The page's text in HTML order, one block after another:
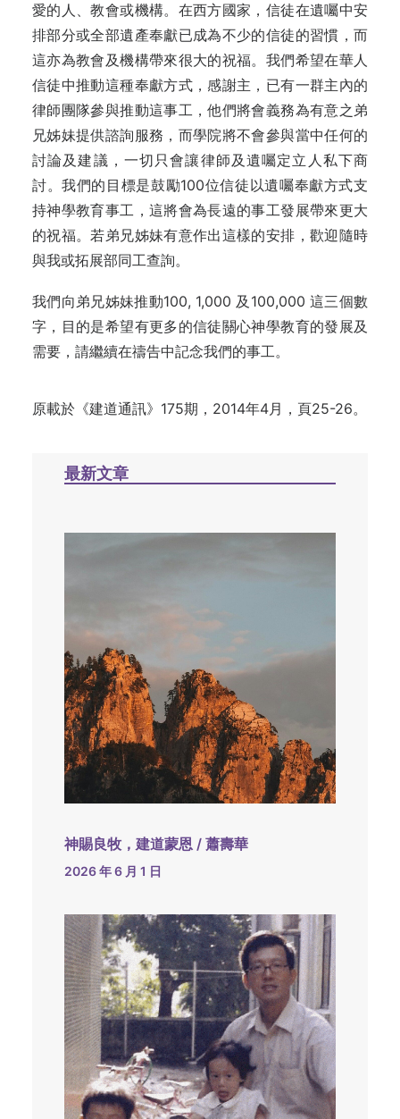
愛的人、教會或機構。在西方國家，信徒在遺囑中安
排部分或全部遺產奉獻已成為不少的信徒的習慣，而
這亦為教會及機構帶來很大的祝福。我們希望在華人
信徒中推動這種奉獻方式，感謝主，已有一群主內的
律師團隊參與推動這事工，他們將會義務為有意之弟
兄姊妹提供諮詢服務，而學院將不會參與當中任何的
討論及建議，一切只會讓律師及遺囑定立人私下商
討。我們的目標是鼓勵100位信徒以遺囑奉獻方式支
持神學教育事工，這將會為長遠的事工發展帶來更大
的祝福。若弟兄姊妹有意作出這樣的安排，歡迎隨時
與我或拓展部同工查詢。
我們向弟兄姊妹推動100, 1,000 及100,000 這三個數
字，目的是希望有更多的信徒關心神學教育的發展及
需要，請繼續在禱告中記念我們的事工。
原載於 《建道通訊》175期，2014年4月，頁25-26。
最新文章
神賜良牧，建道蒙恩 / 蕭壽華
2026 年 6 月 1 日